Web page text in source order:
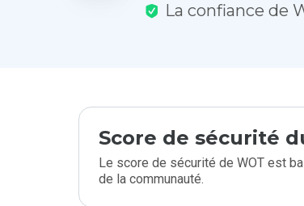
La confiance de
Score de sécurité
Le score de sécurité de WOT est
de la communauté.